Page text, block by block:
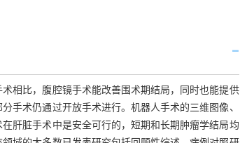
相比，腹腔镜手术能改善围术期结局，同时也能提供
手术仍通过开放手术进行。机器人手术的三维图像、
肝脏手术中是安全可行的，短期和长期肿瘤学结局均